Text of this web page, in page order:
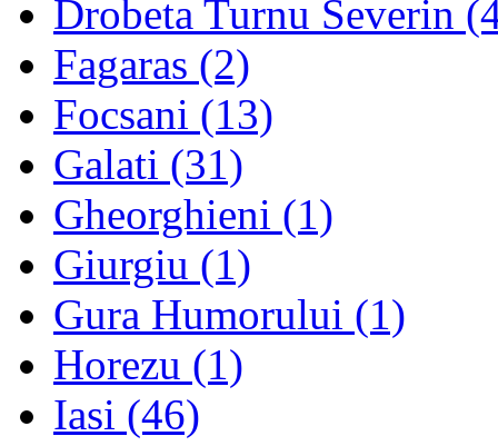
Drobeta Turnu Severin
Fagaras (2)
Focsani (13)
Galati (31)
Gheorghieni (1)
Giurgiu (1)
Gura Humorului (1)
Horezu (1)
Iasi (46)